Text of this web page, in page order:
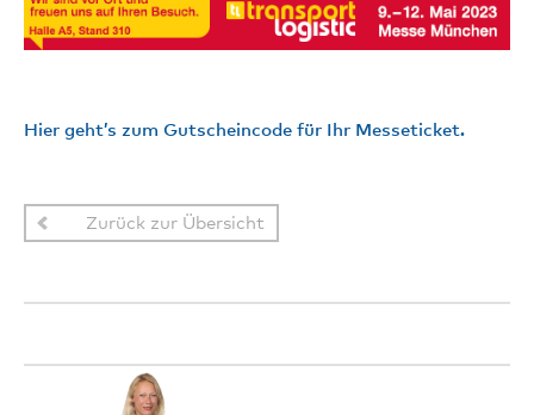
Hier geht’s zum Gutscheincode für Ihr Messeticket.
Zurück zur Übersicht